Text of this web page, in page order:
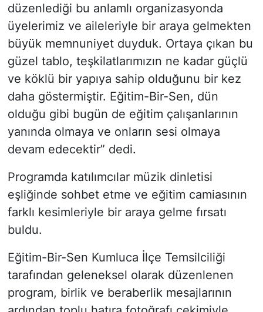
düzenlediği bu anlamlı organizasyonda
üyelerimiz ve aileleriyle bir araya gelmekten
büyük memnuniyet duyduk. Ortaya çıkan bu
güzel tablo, teşkilatlarımızın ne kadar güçlü
ve köklü bir yapıya sahip olduğunu bir kez
daha göstermiştir. Eğitim-Bir-Sen, dün
olduğu gibi bugün de eğitim çalışanlarının
yanında olmaya ve onların sesi olmaya
devam edecektir” dedi.
Programda katılımcılar müzik dinletisi
eşliğinde sohbet etme ve eğitim camiasının
farklı kesimleriyle bir araya gelme fırsatı
buldu.
Eğitim-Bir-Sen Kumluca İlçe Temsilciliği
tarafından geleneksel olarak düzenlenen
program, birlik ve beraberlik mesajlarının